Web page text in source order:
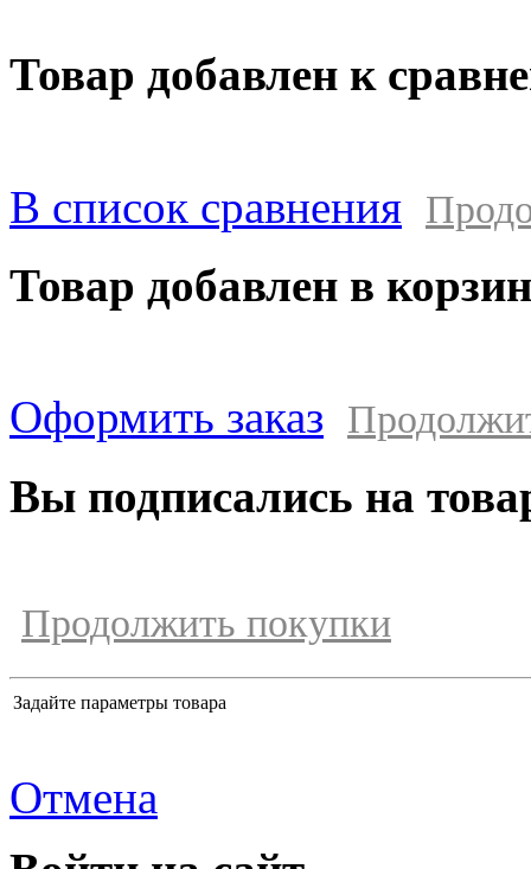
Товар добавлен к
В список сравнения
Товар добавлен в
Оформить заказ
Вы подписались на
Продолжить покупки
Задайте параметры товара
Отмена